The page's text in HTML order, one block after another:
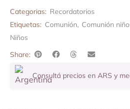
Categorias: Recordatorios
Etiquetas: Comunión, Comunión
Niños
Share:
Consultá precios en ARS y